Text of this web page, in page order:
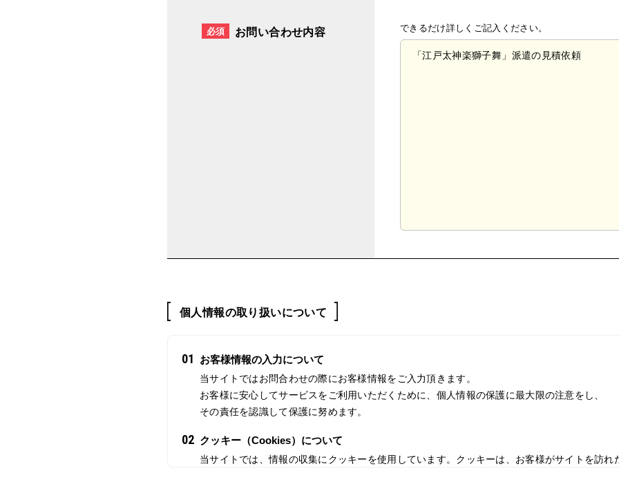
必須 お問い合わせ内容 できるだけ詳しくご記入ください。
個人情報の取り扱いについて
01 お客様情報の入力について
当サイトではお問合わせの際にお客様情報をご入力頂きます。
お客様に安心してサービスをご利用いただくために、個人情報の保護に最大限の注意をし、
その責任を認識して保護に努めます。
02 クッキー（Cookies）について
当サイトでは、情報の収集にクッキーを使用しています。クッキーは、お客様がサイトを訪れ